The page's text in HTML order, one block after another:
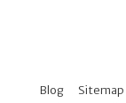
Blog Sitemap